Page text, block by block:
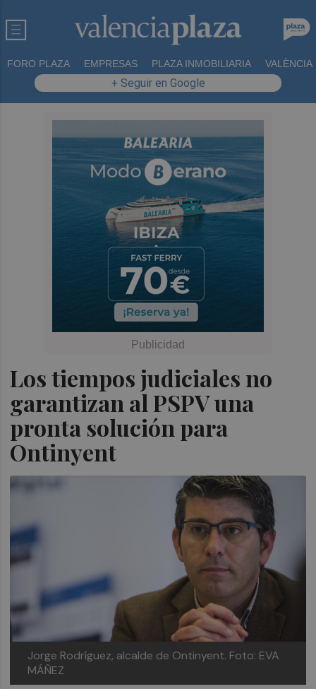
FORO PLAZA EMPRESAS PLAZA INMOBILIARIA VALÈNCIA
+ Seguir en Google
Los tiempos judiciales no
garantizan al PSPV una
pronta solución para
Ontinyent
Jorge Rodríguez, alcalde de Ontinyent. Foto: EVA
MÁÑEZ